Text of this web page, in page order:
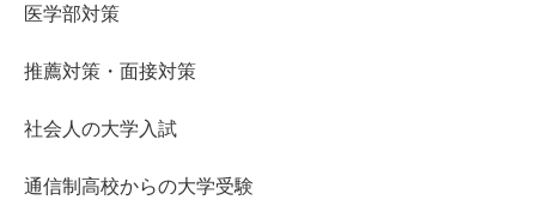
医学部対策
推薦対策・面接対策
社会人の大学入試
通信制高校からの大学受験